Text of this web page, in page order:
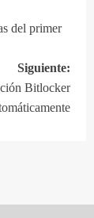
del primer
Siguiente:
Bitlocker